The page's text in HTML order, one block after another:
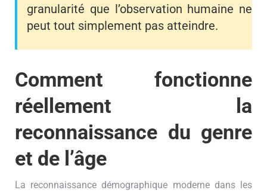
granularité que l’observation humaine ne
peut tout simplement pas atteindre.
Comment fonctionne
réellement la
reconnaissance du genre
et de l’âge
La reconnaissance démographique moderne dans les